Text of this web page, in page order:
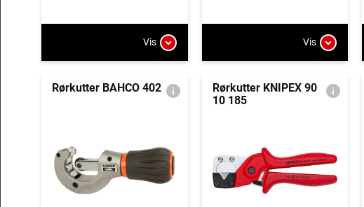
Vis Vis
Rørkutter BAHCO 402
Rørkutter KNIPEX 90
10 185